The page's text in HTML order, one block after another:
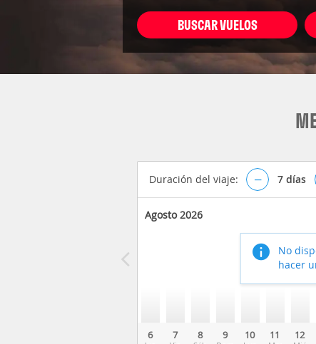
BUSCAR VUELOS
Duración del viaje: – 7 días
Agosto 2026
6 7 8 9 10 11 12
No
hacer